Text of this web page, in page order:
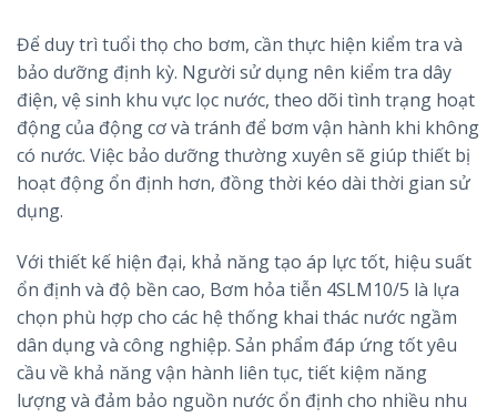
Để duy trì tuổi thọ cho bơm, cần thực hiện kiểm tra và
bảo dưỡng định kỳ. Người sử dụng nên kiểm tra dây
điện, vệ sinh khu vực lọc nước, theo dõi tình trạng hoạt
động của động cơ và tránh để bơm vận hành khi không
có nước. Việc bảo dưỡng thường xuyên sẽ giúp thiết bị
hoạt động ổn định hơn, đồng thời kéo dài thời gian sử
dụng.
Với thiết kế hiện đại, khả năng tạo áp lực tốt, hiệu suất
ổn định và độ bền cao, Bơm hỏa tiễn 4SLM10/5 là lựa
chọn phù hợp cho các hệ thống khai thác nước ngầm
dân dụng và công nghiệp. Sản phẩm đáp ứng tốt yêu
cầu về khả năng vận hành liên tục, tiết kiệm năng
lượng và đảm bảo nguồn nước ổn định cho nhiều nhu